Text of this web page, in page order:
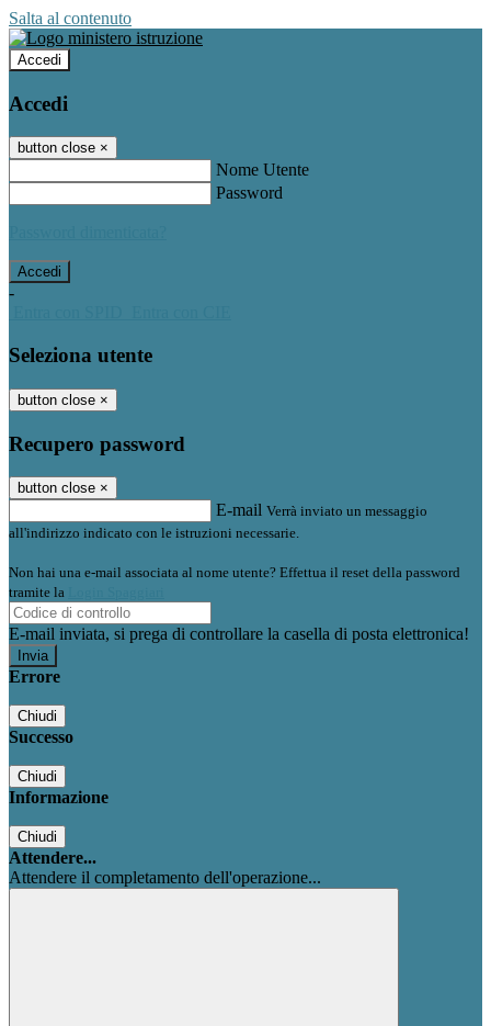
Salta al contenuto
Accedi
Accedi
button close ×
Nome Utente
Password
-
Seleziona utente
button close ×
Recupero password
button close ×
E-mail Verrà inviato un messaggio
all'indirizzo indicato con le istruzioni necessarie.
Non hai una e-mail associata al nome utente? Effettua il reset della password
tramite la
E-mail inviata, si prega di controllare la casella di posta elettronica!
Errore
Chiudi
Successo
Chiudi
Informazione
Chiudi
Attendere...
Attendere il completamento dell'operazione...